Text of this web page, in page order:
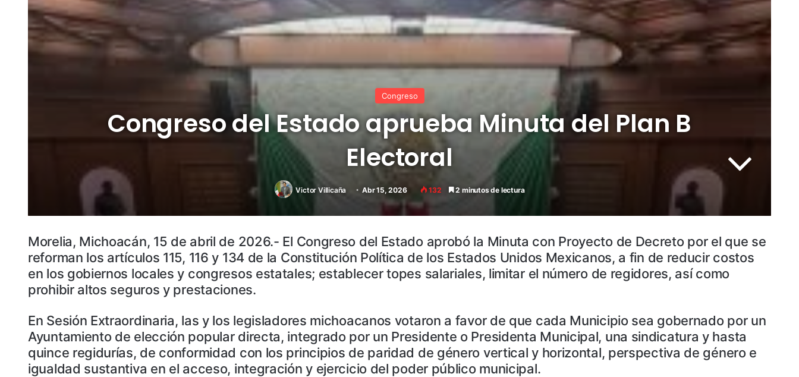
Congreso
Congreso del Estado aprueba Minuta del Plan B
Electoral
Victor Villicaña Abr 15, 2026 132 2 minutos de lectura
Morelia, Michoacán, 15 de abril de 2026.- El Congreso del Estado aprobó la Minuta con Proyecto de Decreto por el que se
reforman los artículos 115, 116 y 134 de la Constitución Política de los Estados Unidos Mexicanos, a fin de reducir costos
en los gobiernos locales y congresos estatales; establecer topes salariales, limitar el número de regidores, así como
prohibir altos seguros y prestaciones.
En Sesión Extraordinaria, las y los legisladores michoacanos votaron a favor de que cada Municipio sea gobernado por un
Ayuntamiento de elección popular directa, integrado por un Presidente o Presidenta Municipal, una sindicatura y hasta
quince regidurías, de conformidad con los principios de paridad de género vertical y horizontal, perspectiva de género e
igualdad sustantiva en el acceso, integración y ejercicio del poder público municipal.